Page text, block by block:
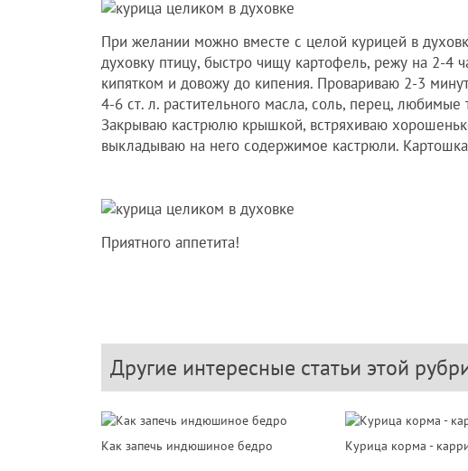
При желании можно вместе с целой курицей в
духовку птицу, быстро чищу картофель, режу на 2-4
кипятком и довожу до кипения. Провариваю 2-3
4-6 ст. л. растительного масла, соль, перец,
Закрываю кастрюлю крышкой, встряхиваю
выкладываю на него содержимое кастрюли.
Приятного аппетита!
Другие интересные статьи этой
Как запечь индюшиное бедро
Курица корма -